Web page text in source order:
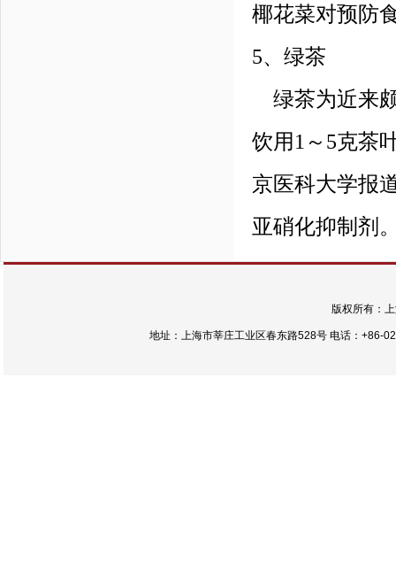
椰花菜对预防
5、绿茶
绿茶为近来
饮用1～5克茶
京医科大学报
亚硝化抑制剂
版权所有：
地址：上海市莘庄工业区春东路528号 电话：+86-